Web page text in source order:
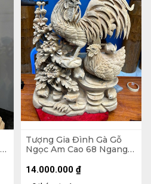
Tượng Gia Đình Gà Gỗ
Ngọc Am Cao 68 Ngang
14.000.000 ₫